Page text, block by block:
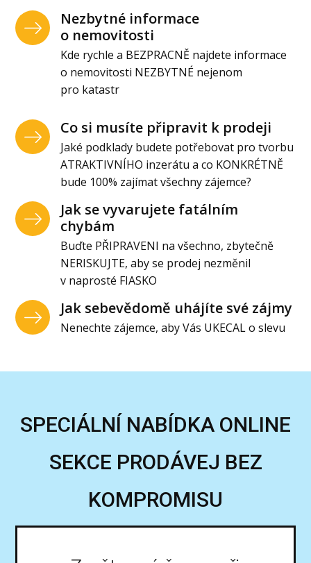
Nezbytné informace
o nemovitosti
Kde rychle a BEZPRACNĚ najdete informace
o nemovitosti NEZBYTNÉ nejenom
pro katastr
Co si musíte připravit k prodeji
Jaké podklady budete potřebovat pro tvorbu
ATRAKTIVNÍHO inzerátu a co KONKRÉTNĚ
bude 100% zajímat všechny zájemce?
Jak se vyvarujete fatálním
chybám
Buďte PŘIPRAVENI na všechno, zbytečně
NERISKUJTE, aby se prodej nezměnil
v naprosté FIASKO
Jak sebevědomě uhájíte své zájmy
Nenechte zájemce, aby Vás UKECAL o slevu
SPECIÁLNÍ NABÍDKA ONLINE
SEKCE PRODÁVEJ BEZ
KOMPROMISU